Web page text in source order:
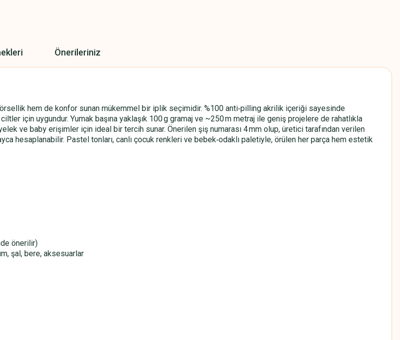
Önerileriniz
hem de konfor sunan mükemmel bir iplik seçimidir. %100 anti‑pilling akrilik içeriği sayesinde
için uygundur. Yumak başına yaklaşık 100 g gramaj ve ~250 m metraj ile geniş projelere de rahatlıkla
ve baby erişimler için ideal bir tercih sunar. Önerilen şiş numarası 4 mm olup, üretici tarafından verilen
hesaplanabilir. Pastel tonları, canlı çocuk renkleri ve bebek‑odaklı paletiyle, örülen her parça hem estetik
önerilir)
şal, bere, aksesuarlar